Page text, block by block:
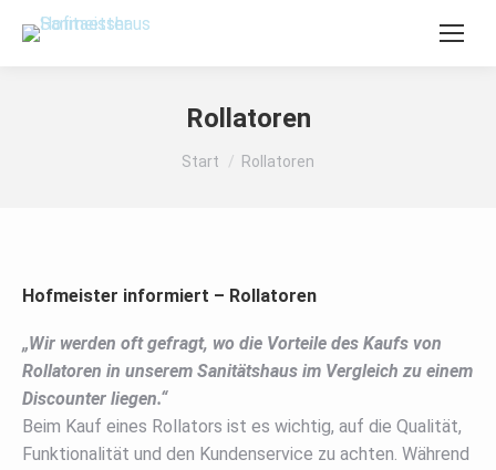
Rollatoren
Sie befinden sich hier:
Start Rollatoren
Hofmeister informiert – Rollatoren
„Wir werden oft gefragt, wo die Vorteile des Kaufs von
Rollatoren in unserem Sanitätshaus im Vergleich zu einem
Discounter liegen.“
Beim Kauf eines Rollators ist es wichtig, auf die Qualität,
Funktionalität und den Kundenservice zu achten. Während